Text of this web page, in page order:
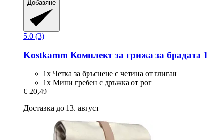
Добавяне
5.0 (3)
Kostkamm Комплект за грижа за брадата 1
1x Четка за бръснене с четина от глиган
1x Мини гребен с дръжка от рог
€ 20,49
Доставка до 13. август